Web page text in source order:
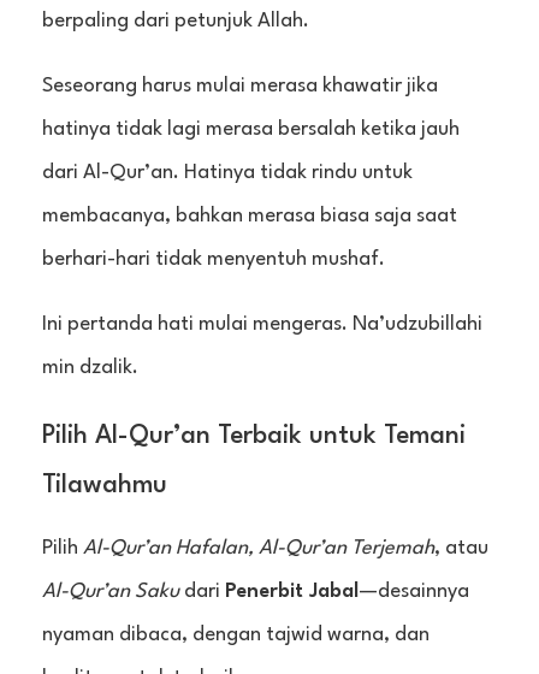
berpaling dari petunjuk Allah.
Seseorang harus mulai merasa khawatir jika
hatinya tidak lagi merasa bersalah ketika jauh
dari Al-Qur’an. Hatinya tidak rindu untuk
membacanya, bahkan merasa biasa saja saat
berhari-hari tidak menyentuh mushaf.
Ini pertanda hati mulai mengeras. Na’udzubillahi
min dzalik.
Pilih Al-Qur’an Terbaik untuk Temani
Tilawahmu
Pilih Al-Qur’an Hafalan, Al-Qur’an Terjemah, atau
Al-Qur’an Sakudari Penerbit Jabal —desainnya
nyaman dibaca, dengan tajwid warna, dan